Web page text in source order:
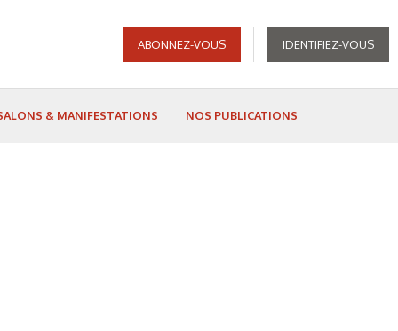
ABONNEZ-VOUS IDENTIFIEZ-VOUS
& MANIFESTATIONS NOS PUBLICATIONS